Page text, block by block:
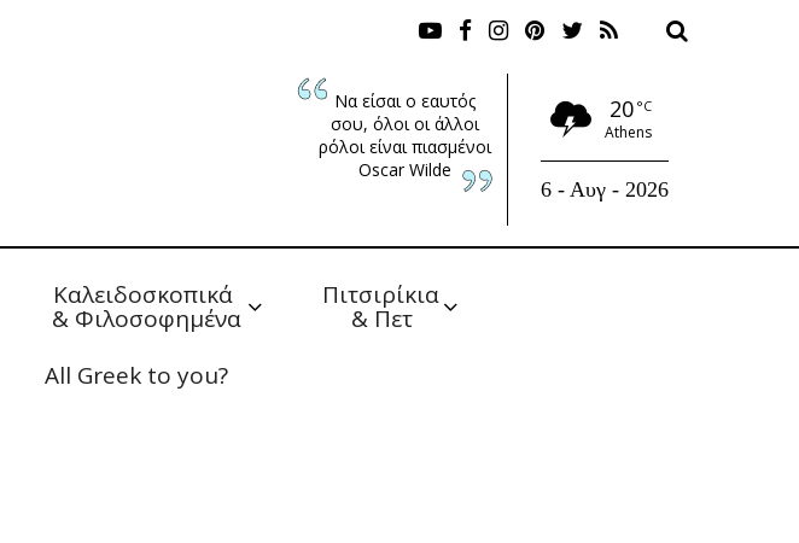
Να είσαι ο εαυτός
σου, όλοι οι άλλοι
ρόλοι είναι πιασμένοι
Oscar Wilde
20 °C
Athens
6 - Αυγ - 2026
Καλειδοσκοπικά
& Φιλοσοφημένα
Πιτσιρίκια
& Πετ
All Greek to you?